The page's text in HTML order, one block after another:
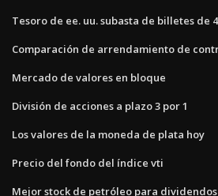
Tesoro de ee. uu. subasta de billetes de
Comparación de arrendamiento de
Mercado de valores en bloque
División de acciones a plazo 3 por 1
Los valores de la moneda de plata hoy
Precio del fondo del índice vti
Mejor stock de petróleo para dividendos